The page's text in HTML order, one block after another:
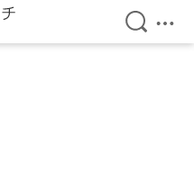
検索を
メ